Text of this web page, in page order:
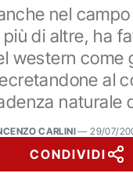
nel
di altre, ha
western come
al
naturale
CARLINI—29/07/
CONDIVIDI